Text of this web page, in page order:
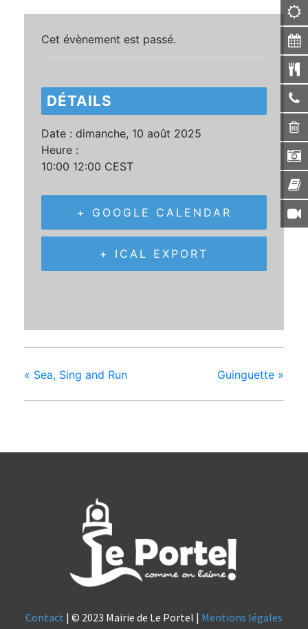
Cet évènement est passé.
DÉTAILS
Date : dimanche, 10 août 2025
Heure :
10:00 12:00 CEST
+ GOOGLE CALENDAR
+ ICAL EXPORT
« Sea, Sing and Run Guinguette »
Contact | © 2023 Mairie de Le Portel | Mentions légales